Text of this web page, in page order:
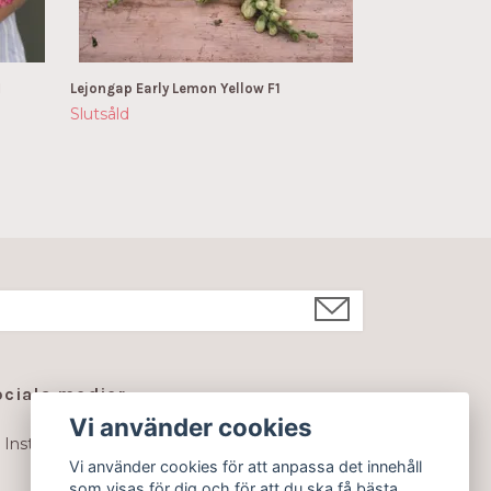
Lejongap Early Lemon Yellow F1
Slutsåld
medier
Instagram
Vi använder cookies
Vi använder cookies för att anpassa det innehåll